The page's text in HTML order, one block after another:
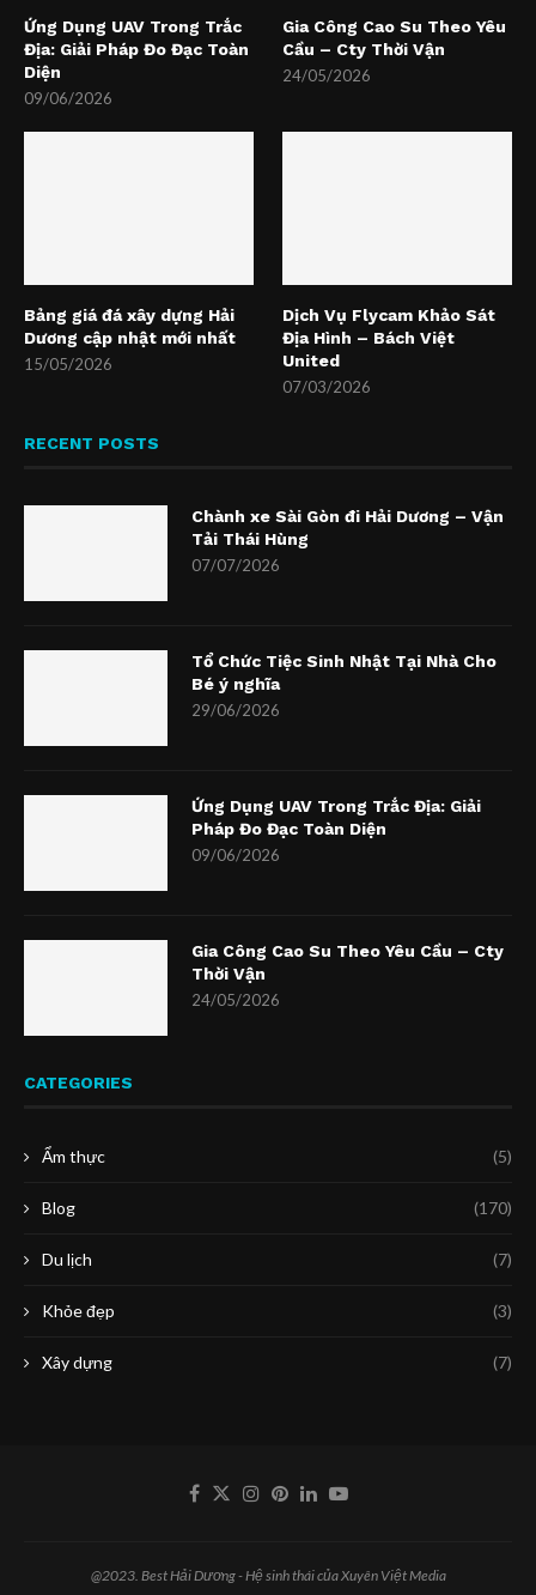
Ứng Dụng UAV Trong Trắc
Địa: Giải Pháp Đo Đạc Toàn
Diện
09/06/2026
Gia Công Cao Su Theo Yêu
Cầu – Cty Thời Vận
24/05/2026
Bảng giá đá xây dựng Hải
Dương cập nhật mới nhất
15/05/2026
Dịch Vụ Flycam Khảo Sát
Địa Hình – Bách Việt
United
07/03/2026
RECENT POSTS
Chành xe Sài Gòn đi Hải Dương – Vận
Tải Thái Hùng
07/07/2026
Tổ Chức Tiệc Sinh Nhật Tại Nhà Cho
Bé ý nghĩa
29/06/2026
Ứng Dụng UAV Trong Trắc Địa: Giải
Pháp Đo Đạc Toàn Diện
09/06/2026
Gia Công Cao Su Theo Yêu Cầu – Cty
Thời Vận
24/05/2026
CATEGORIES
Ẩm thực (5)
Blog (170)
Du lịch (7)
Khỏe đẹp (3)
Xây dựng (7)
@2023. Best Hải Dương - Hệ sinh thái của Xuyên Việt Media